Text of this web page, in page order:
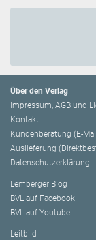
Über den Verlag
Impressum, AGB und
Kontakt
Kundenberatung (E-
Auslieferung
Datenschutzerklärung
Lemberger Blog
BVL auf Facebook
BVL auf Youtube
Leitbild